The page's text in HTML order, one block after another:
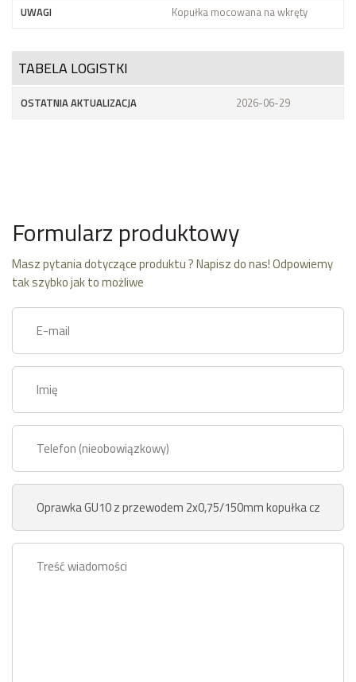
UWAGI Kopułka mocowana na wkręty
TABELA LOGISTKI
OSTATNIA AKTUALIZACJA 2026-06-29
Formularz produktowy
Masz pytania dotyczące produktu ? Napisz do nas! Odpowiemy
tak szybko jak to możliwe